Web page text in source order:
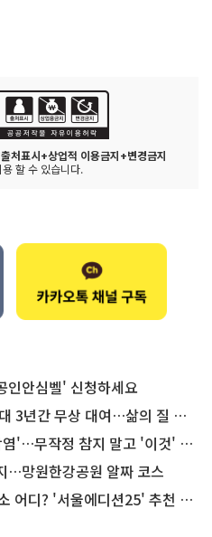
처표시+상업적 이용금지+변경금지
할 수 있습니다.
인안심벨' 신청하세요
간 무상 대여…삶의 질 높인다
작정 참지 말고 '이것' 해보세요!
…망원한강공원 알짜 코스
디? '서울에디션25' 추천 코스